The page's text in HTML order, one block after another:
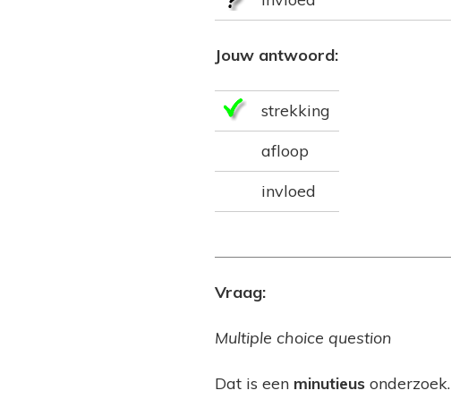
Jouw antwoord:
strekking
afloop
invloed
Vraag:
Multiple choice question
Dat is een minutieus onderzoek.